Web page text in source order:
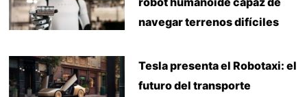
navegar terrenos difíciles
Tesla presenta el Robotaxi: el
futuro del transporte